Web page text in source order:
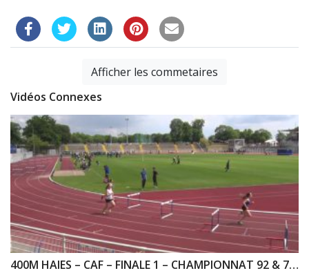
Afficher les commetaires
Vidéos Connexes
400M HAIES – CAF – FINALE 1 – CHAMPIONNAT 92 & 78 – 25/05/2019 – VERSAILLES